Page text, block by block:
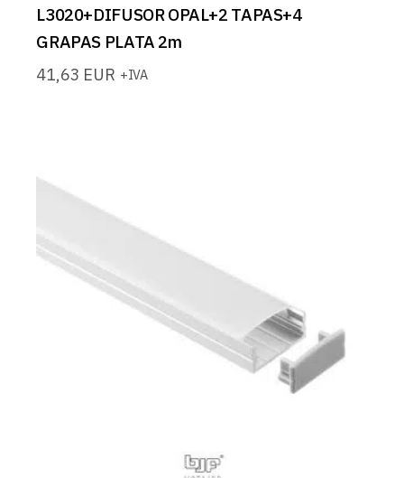
L3020+DIFUSOR OPAL+2 TAPAS+4
GRAPAS PLATA 2m
41,63 EUR +IVA